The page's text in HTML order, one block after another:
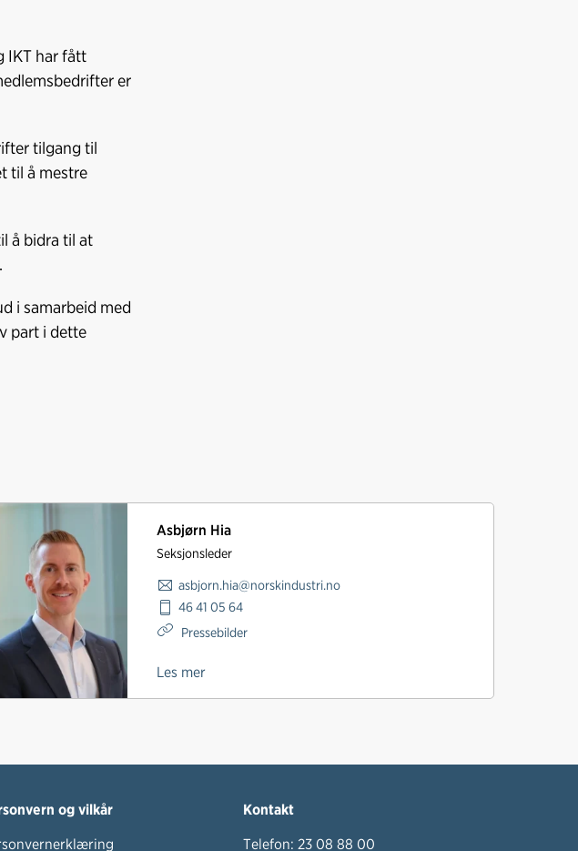
n
IKT har fått
er
tilgang til
til å mestre
å bidra til at
i samarbeid med
part i dette
Asbjørn Hia
Seksjonsleder
asbjorn.hia@norskindustri.no
46 41 05 64
Pressebilder
Les mer
og vilkår
Kontakt
Telefon: 23 08 88 00